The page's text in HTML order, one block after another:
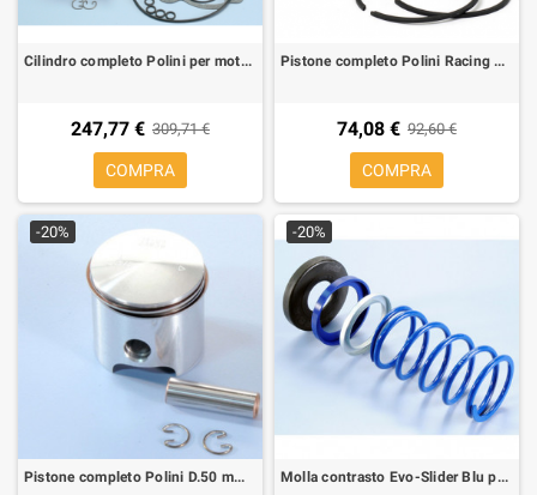
Cilindro completo Polini per motore Minarelli AM6 80 cc Ø 50 H2O, sp. Ø 12
247,77 € 309,71 €
COMPRA
Pistone completo Polini Racing D.47 mm con fasce per Piaggio, Honda 70 cc sp.12 mm
74,08 € 92,60 €
COMPRA
-20%
Pistone completo Polini D.50 mm per AM6/Derbi 80 cc sp.12 mm
-20%
Molla contrasto Evo-Slider Blu per variatori Polini e originali per Yamaha T-MAX 500 04-11, T-MAX 530 12-